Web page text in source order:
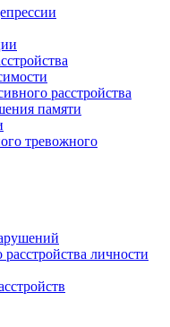
расстройства
памяти
тревожного
личности